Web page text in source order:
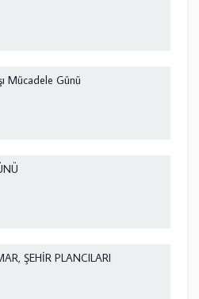
Mücadele Günü
ŞEHİR PLANCILARI